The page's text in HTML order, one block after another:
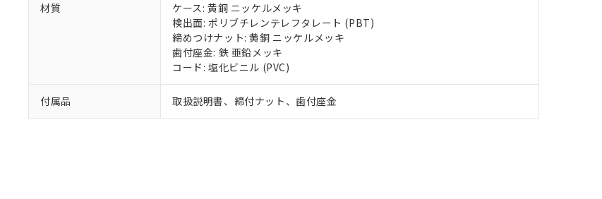
材質
ケース: 黄銅 ニッケルメッキ
検出面: ポリブチレンテレフタレート (PBT)
締めつけナット: 黄銅 ニッケルメッキ
歯付座金: 鉄 亜鉛メッキ
コード: 塩化ビニル (PVC)
付属品 取扱説明書、締付ナット、歯付座金